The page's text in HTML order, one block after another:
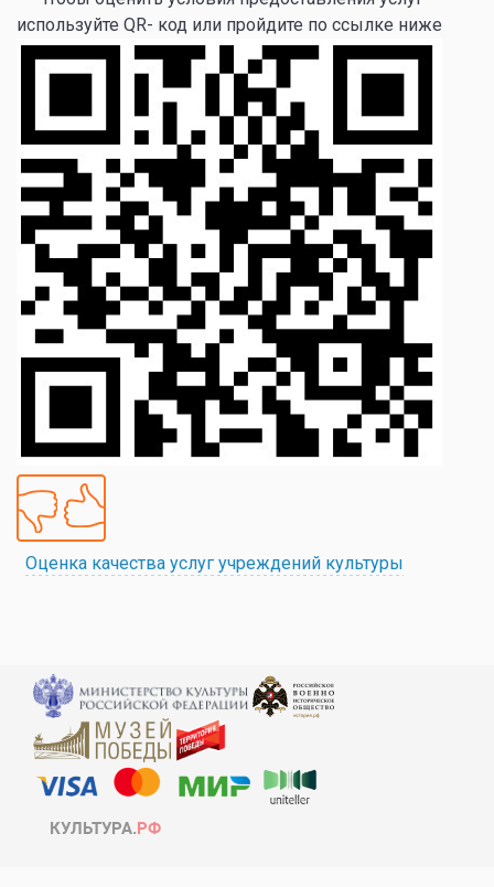
используйте QR- код или пройдите по ссылке ниже
Оценка качества услуг учреждений культуры